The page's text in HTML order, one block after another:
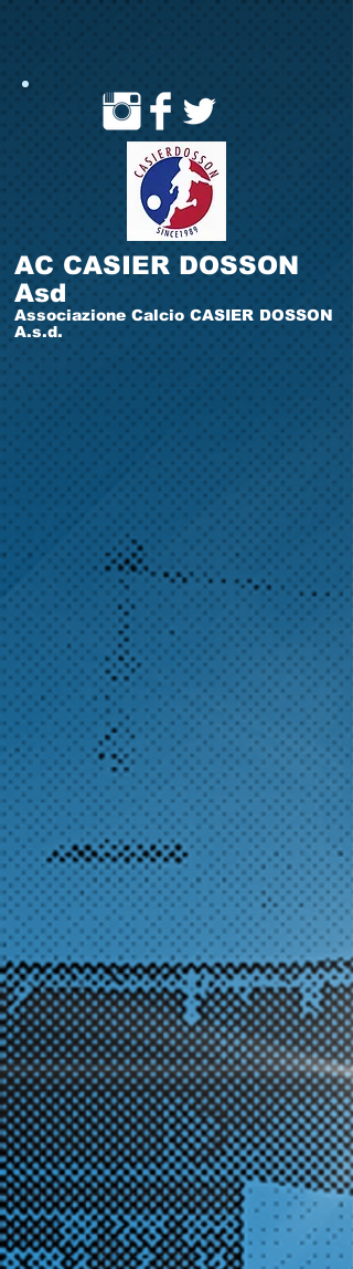
AC CASIER DOSSON
Asd
Associazione Calcio CASIER DOSSON
A.s.d.